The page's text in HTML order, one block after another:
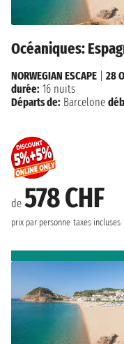
Océaniques:
de 578 CHF
prix par personne taxes incluses
NORWEGIAN ESCAPE
28
durée: 16 nuits
Départs de: Barcelone